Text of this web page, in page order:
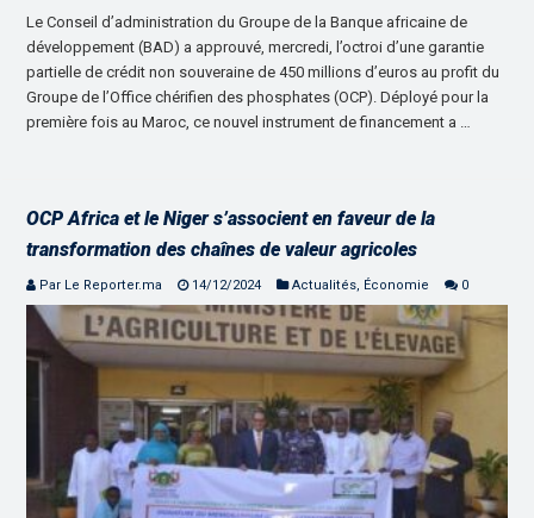
Le Conseil d’administration du Groupe de la Banque africaine de
développement (BAD) a approuvé, mercredi, l’octroi d’une garantie
partielle de crédit non souveraine de 450 millions d’euros au profit du
Groupe de l’Office chérifien des phosphates (OCP). Déployé pour la
première fois au Maroc, ce nouvel instrument de financement a …
OCP Africa et le Niger s’associent en faveur de la
transformation des chaînes de valeur agricoles
Par Le Reporter.ma 14/12/2024 Actualités, Économie 0